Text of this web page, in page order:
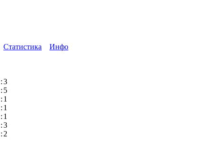
Статистика
Инфо
:3
: 5
: 1
: 1
: 1
:3
: 2